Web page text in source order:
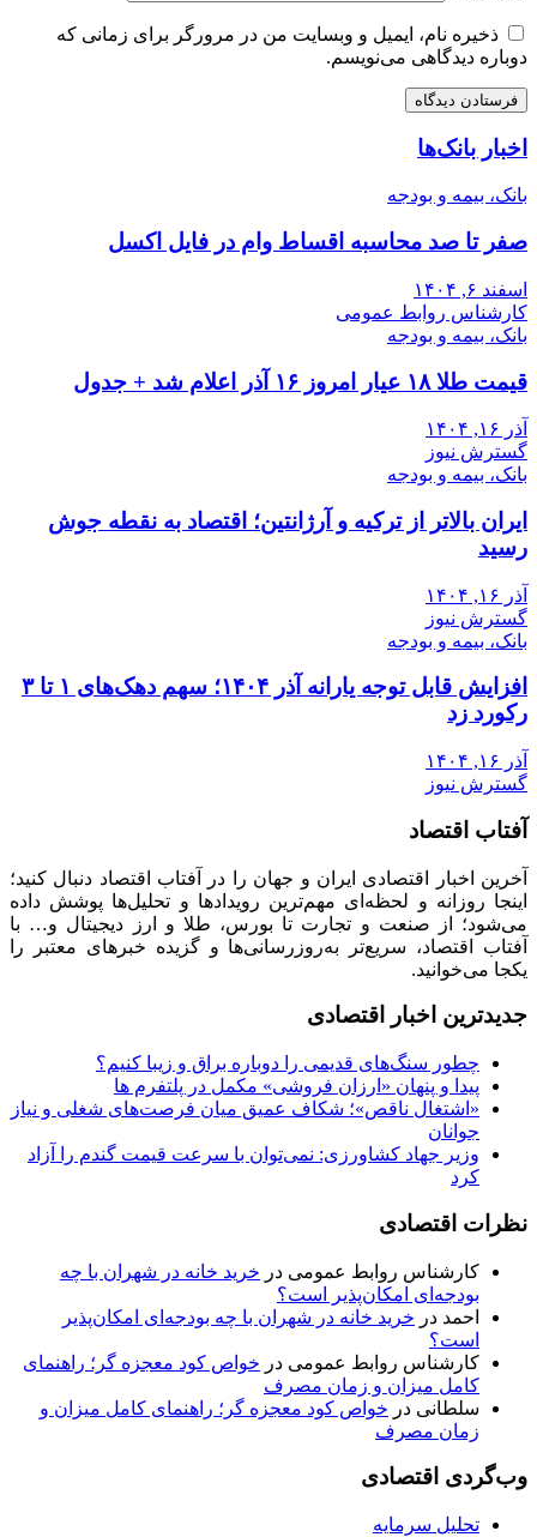
ذخیره نام، ایمیل و وبسایت من در مرورگر برای زمانی که
دوباره دیدگاهی می‌نویسم.
اخبار بانک‌ها
بانک، بیمه و بودجه
صفر تا صد محاسبه اقساط وام در فایل اکسل
اسفند ۶, ۱۴۰۴
کارشناس روابط عمومی
بانک، بیمه و بودجه
قیمت طلا ۱۸ عیار امروز ۱۶ آذر اعلام شد + جدول
آذر ۱۶, ۱۴۰۴
گسترش نیوز
بانک، بیمه و بودجه
ایران بالاتر از ترکیه و آرژانتین؛ اقتصاد به نقطه جوش
رسید
آذر ۱۶, ۱۴۰۴
گسترش نیوز
بانک، بیمه و بودجه
افزایش قابل توجه یارانه آذر ۱۴۰۴؛ سهم دهک‌های ۱ تا ۳
رکورد زد
آذر ۱۶, ۱۴۰۴
گسترش نیوز
آفتاب اقتصاد
آخرین اخبار اقتصادی ایران و جهان را در آفتاب اقتصاد دنبال کنید؛
اینجا روزانه و لحظه‌ای مهم‌ترین رویدادها و تحلیل‌ها پوشش داده
می‌شود؛ از صنعت و تجارت تا بورس، طلا و ارز دیجیتال و… با
آفتاب اقتصاد، سریع‌تر به‌روزرسانی‌ها و گزیده خبرهای معتبر را
یکجا می‌خوانید.
جدیدترین اخبار اقتصادی
چطور سنگ‌های قدیمی را دوباره براق و زیبا کنیم؟
پیدا و پنهان «ارزان فروشی» مکمل در پلتفرم ها
«اشتغال ناقص»؛ شکاف عمیق میان فرصت‌های شغلی و نیاز
جوانان
وزیر جهاد کشاورزی: نمی‌توان با سرعت قیمت گندم را آزاد
کرد
نظرات اقتصادی
کارشناس روابط عمومی در خرید خانه در شهران با چه
بودجه‌ای امکان‌پذیر است؟
احمد در خرید خانه در شهران با چه بودجه‌ای امکان‌پذیر
است؟
کارشناس روابط عمومی در خواص کود معجزه گر؛ راهنمای
کامل میزان و زمان مصرف
سلطانی در خواص کود معجزه گر؛ راهنمای کامل میزان و
زمان مصرف
وب‌گردی اقتصادی
تحلیل سرمایه